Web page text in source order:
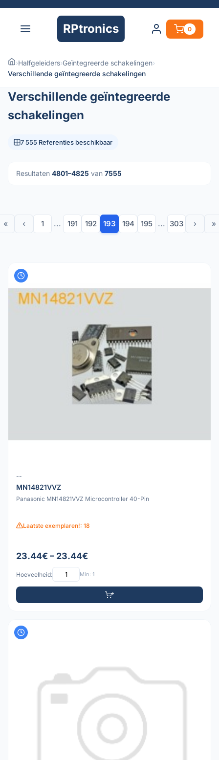
RPtronics 0
›Halfgeleiders›Geïntegreerde schakelingen›
Verschillende geïntegreerde schakelingen
Verschillende geïntegreerde
schakelingen
7 555 Referenties beschikbaar
Resultaten 4801–4825 van 7555
« ‹ 1 ... 191 192 193 194 195 ... 303 › »
--
MN14821VVZ
Panasonic MN14821VVZ Microcontroller 40-Pin
Laatste exemplaren!: 18
23.44€ – 23.44€
Hoeveelheid: Min: 1